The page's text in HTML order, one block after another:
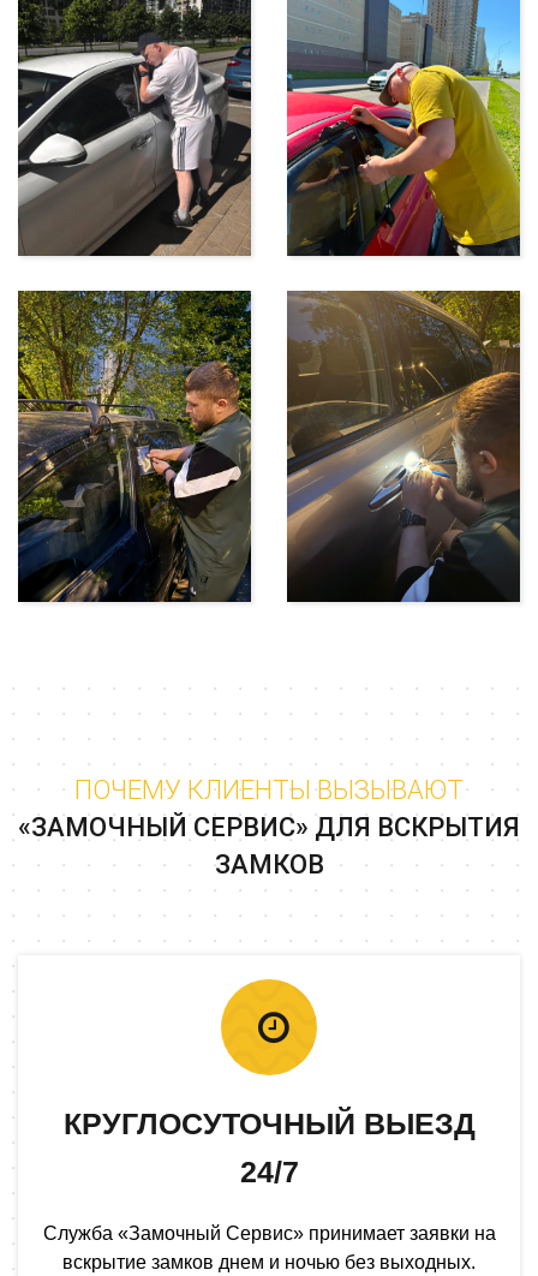
ПОЧЕМУ КЛИЕНТЫ ВЫЗЫВАЮТ
«ЗАМОЧНЫЙ СЕРВИС» ДЛЯ ВСКРЫТИЯ
ЗАМКОВ
КРУГЛОСУТОЧНЫЙ ВЫЕЗД
24/7
Служба «Замочный Сервис» принимает заявки на
вскрытие замков днем и ночью без выходных.